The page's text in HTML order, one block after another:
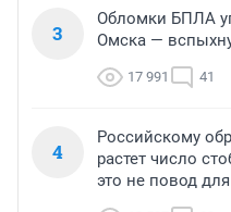
3
Обломки БПЛА
Омска —
17 991 41
4
Российскому
растет число
это не повод